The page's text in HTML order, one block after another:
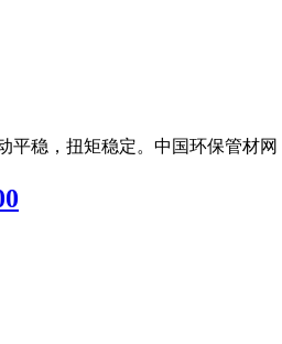
稳，扭矩稳定。中国环保管材网